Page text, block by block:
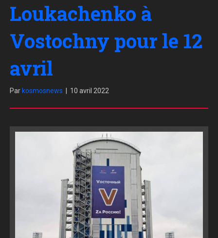
Loukachenko à
Vostochny pour le 12
avril
Par kosmosnews 10 avril 2022